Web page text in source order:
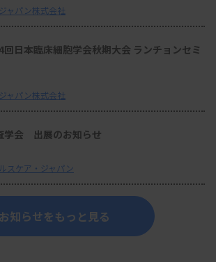
ャパン株式会社
日本臨床細胞学会秋期大会 ランチョンセミ
ャパン株式会社
学会 出展のお知らせ
スケア・ジャパン
知らせをもっと見る